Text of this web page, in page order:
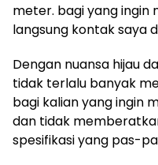
meter. bagi yang ingin
langsung kontak saya
Dengan nuansa hijau
tidak terlalu banyak
bagi kalian yang ingin
dan tidak
spesifikasi yang pas-